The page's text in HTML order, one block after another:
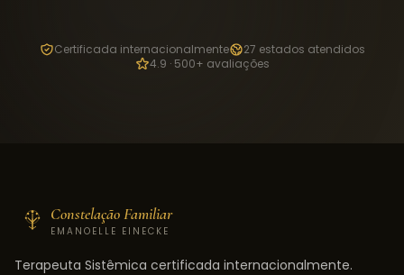
Certificada internacionalmente
27 estados atendidos
4.9 · 500+ avaliações
Constelação Familiar
EMANOELLE EINECKE
Terapeuta Sistêmica certificada internacionalmente.